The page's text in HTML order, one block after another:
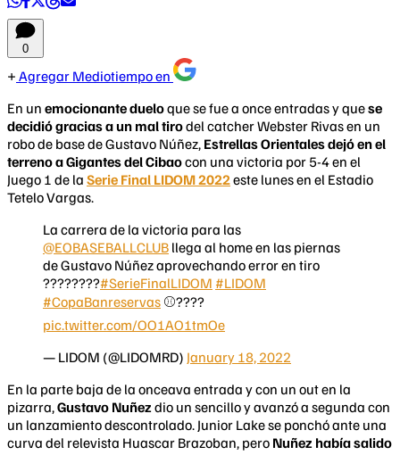
0
Agregar Mediotiempo en
En un emocionante dueloque se fue a once entradas y quese
decidió gracias a un mal tirodel catcher Webster Rivas en un
robo de base de Gustavo Núñez, Estrellas Orientalesdejó en el
terreno a Gigantes del Cibaocon una victoria por 5-4 en el
Juego 1 de la Serie Final LIDOM 2022este lunes en el Estadio
Tetelo Vargas.
La carrera de la victoria para las
@EOBASEBALLCLUB llega al home en las piernas
de Gustavo Núñez aprovechando error en tiro
????????#SerieFinalLIDOM #LIDOM
#CopaBanreservas ⚾️????
pic.twitter.com/OO1AO1tmOe
— LIDOM (@LIDOMRD) January 18, 2022
En la parte baja de la onceava entrada y con un out en la
pizarra,Gustavo Nuñez dio un sencillo y avanzó a segunda con
un lanzamiento descontrolado. Junior Lake se ponchó ante una
curva del relevista Huascar Brazoban, pero Nuñez había salido